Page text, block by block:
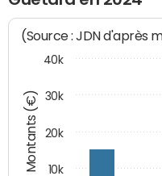
Montants (€)
(Source : JDN d'après
10k
20k
30k
40k